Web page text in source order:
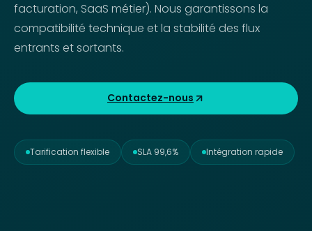
facturation, SaaS métier). Nous garantissons la
compatibilité technique et la stabilité des flux
entrants et sortants.
Contactez-nous
Tarification flexible SLA 99,6% Intégration rapide